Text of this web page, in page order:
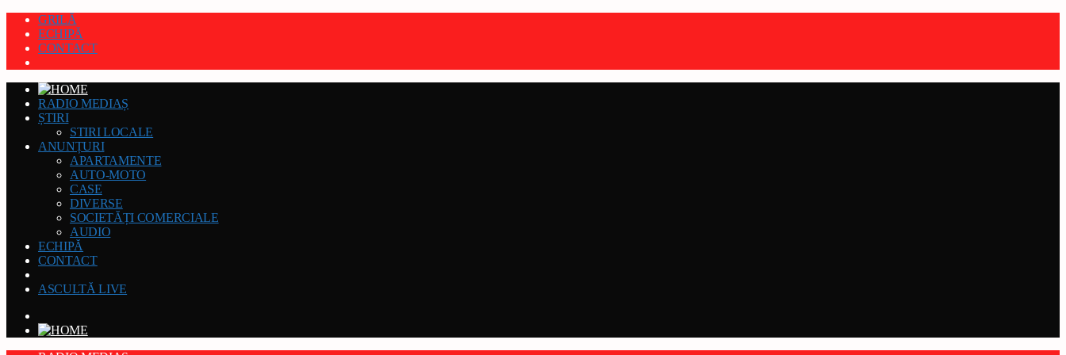
GRILĂ
ECHIPĂ
CONTACT
RADIO MEDIAȘ
ȘTIRI
STIRI LOCALE
ANUNȚURI
APARTAMENTE
AUTO-MOTO
CASE
DIVERSE
SOCIETĂȚI COMERCIALE
AUDIO
ECHIPĂ
CONTACT
ASCULTĂ LIVE